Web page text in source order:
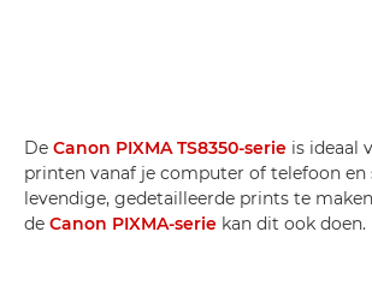
De Canon PIXMA TS8350-serie is ideaal
printen vanaf je computer of telefoon en
levendige, gedetailleerde prints te
de Canon PIXMA-serie kan dit ook doen.